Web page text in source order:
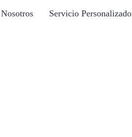
Servicio Personalizado